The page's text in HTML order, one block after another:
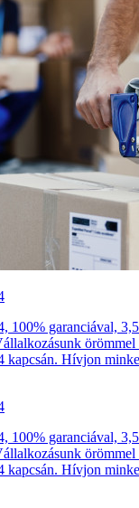
100% garanciával,
örömmel
kapcsán. Hívjon
100% garanciával,
örömmel
kapcsán. Hívjon